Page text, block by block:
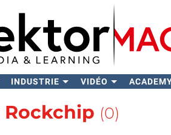
INDUSTRIE VIDÉO
Rockchip (0)